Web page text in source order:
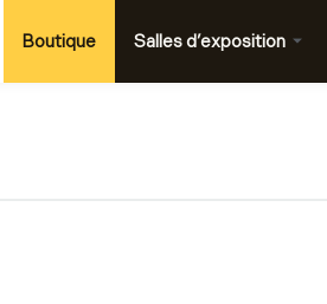
Boutique Salles d’exposition